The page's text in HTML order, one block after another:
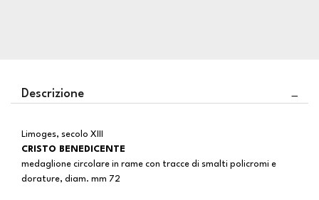
Descrizione
Limoges, secolo XIII
CRISTO BENEDICENTE
medaglione circolare in rame con tracce di smalti policromi e
dorature, diam. mm 72